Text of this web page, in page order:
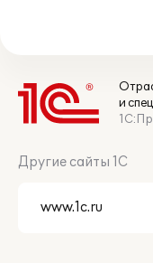
и
Другие сайты 1С